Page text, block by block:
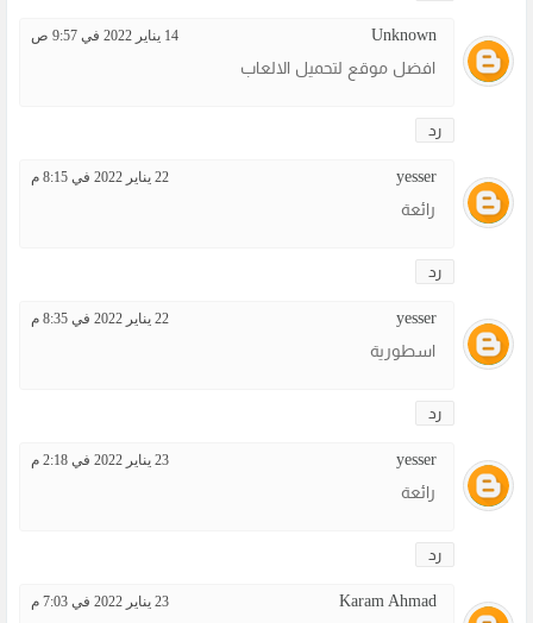
Unknown 14 يناير 2022 في 9:57 ص
افضل موقع لتحميل الالعاب
رد
yesser 22 يناير 2022 في 8:15 م
رائعة
رد
yesser 22 يناير 2022 في 8:35 م
اسطورية
رد
yesser 23 يناير 2022 في 2:18 م
رائعة
رد
Karam Ahmad 23 يناير 2022 في 7:03 م